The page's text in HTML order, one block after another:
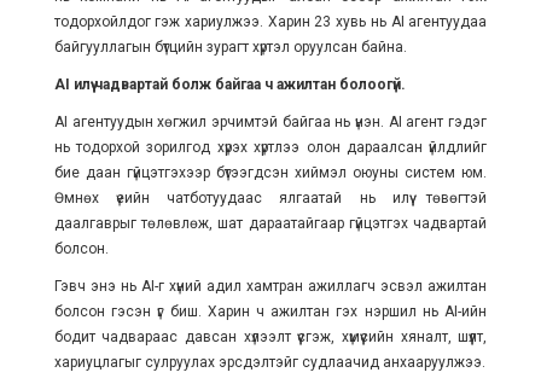
тодорхойлдог гэж хариулжээ. Харин 23 хувь нь AI агентуудаа
байгууллагын бүтцийн зурагт хүртэл оруулсан байна.
AI илүү чадвартай болж байгаа ч ажилтан болоогүй.
AI агентуудын хөгжил эрчимтэй байгаа нь үнэн. AI агент гэдэг
нь тодорхой зорилгод хүрэх хүртлээ олон дараалсан үйлдлийг
бие даан гүйцэтгэхээр бүтээгдсэн хиймэл оюуны систем юм.
Өмнөх үеийн чатботуудаас ялгаатай нь илүү төвөгтэй
даалгаврыг төлөвлөж, шат дараатайгаар гүйцэтгэх чадвартай
болсон.
Гэвч энэ нь AI-г хүний адил хамтран ажиллагч эсвэл ажилтан
болсон гэсэн үг биш. Харин ч ажилтан гэх нэршил нь AI-ийн
бодит чадвараас давсан хүлээлт үүсгэж, хүмүүсийн хяналт, шүүлт,
хариуцлагыг сулруулах эрсдэлтэйг судлаачид анхааруулжээ.